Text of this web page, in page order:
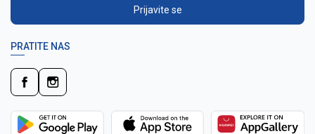
Prijavite se
PRATITE NAS